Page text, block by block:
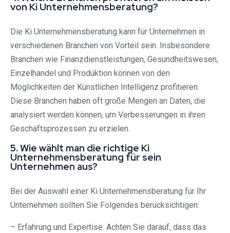
von Ki Unternehmensberatung?
Die Ki Unternehmensberatung kann für Unternehmen in
verschiedenen Branchen von Vorteil sein. Insbesondere
Branchen wie Finanzdienstleistungen, Gesundheitswesen,
Einzelhandel und Produktion können von den
Möglichkeiten der Künstlichen Intelligenz profitieren.
Diese Branchen haben oft große Mengen an Daten, die
analysiert werden können, um Verbesserungen in ihren
Geschäftsprozessen zu erzielen.
5. Wie wählt man die richtige Ki
Unternehmensberatung für sein
Unternehmen aus?
Bei der Auswahl einer Ki Unternehmensberatung für Ihr
Unternehmen sollten Sie Folgendes berücksichtigen:
– Erfahrung und Expertise: Achten Sie darauf, dass das